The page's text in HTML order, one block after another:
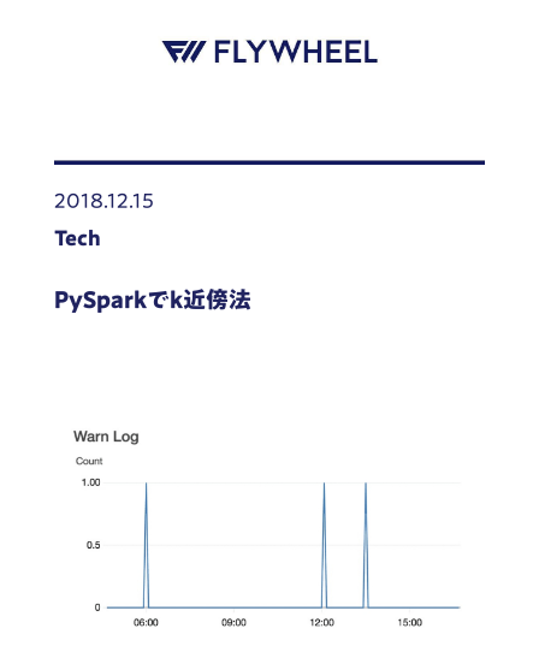
2018.12.15
Tech
PySparkでk近傍法